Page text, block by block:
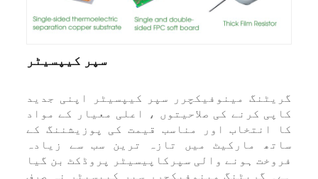
سپر کیپسیٹر
مینوفیکچرر سپر کیپسیٹر اپنی جدید
کرنے کی صلاحیتوں ، اعلی معیار کے مواد
انتخاب اور مناسب قیمت کی پوزیشننگ کے
مارکیٹ میں تازہ ترین سب سے زیادہ
ہونے والی سپرکاپیسیٹر پروڈکٹ بن گیا
گریٹنگ مینوفیکچرر سپر کیپسیٹر نہ صرف